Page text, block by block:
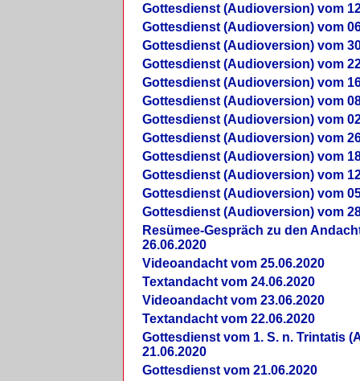
Gottesdienst (Audioversion) vom
Gottesdienst (Audioversion) vom
Gottesdienst (Audioversion) vom
Gottesdienst (Audioversion) vom
Gottesdienst (Audioversion) vom
Gottesdienst (Audioversion) vom
Gottesdienst (Audioversion) vom
Gottesdienst (Audioversion) vom
Gottesdienst (Audioversion) vom
Gottesdienst (Audioversion) vom
Gottesdienst (Audioversion) vom
Gottesdienst (Audioversion) vom
Re­sü­mee-Gespräch zu den
26.06.2020
Videoandacht vom 25.06.2020
Textandacht vom 24.06.2020
Videoandacht vom 23.06.2020
Textandacht vom 22.06.2020
Gottesdienst vom 1. S. n. Trintatis
21.06.2020
Gottesdienst vom 21.06.2020